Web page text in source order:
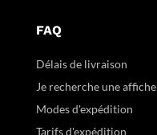
FAQ
Délais de livraison
Je recherche une affiche
Modes d'expédition
Tarifs d'expédition